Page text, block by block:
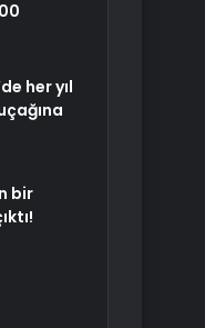
her yıl
bir